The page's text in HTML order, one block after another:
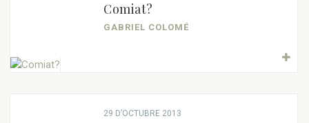
Comiat?
GABRIEL COLOMÉ
29 D’OCTUBRE 2013